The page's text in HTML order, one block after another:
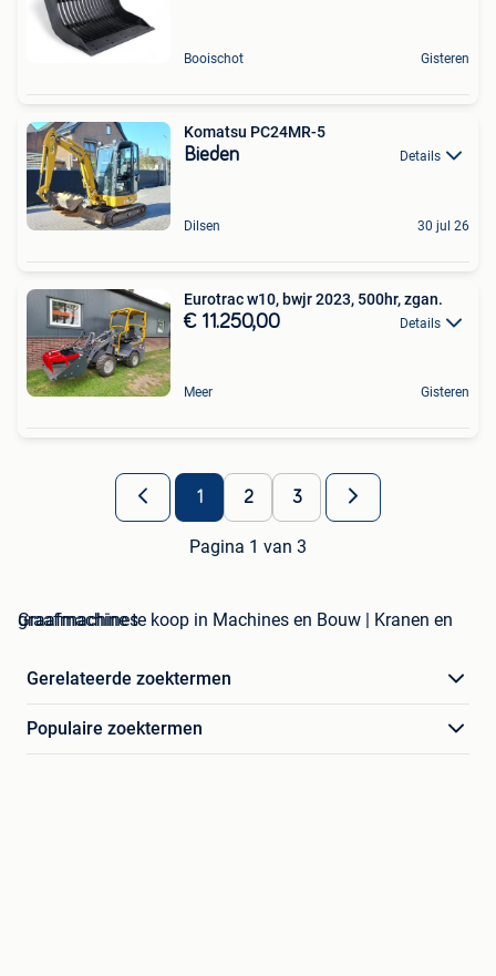
Booischot Gisteren
Komatsu PC24MR-5
Bieden Details
Dilsen 30 jul 26
Eurotrac w10, bwjr 2023, 500hr, zgan.
€ 11.250,00 Details
Meer Gisteren
1 2 3
Pagina 1 van 3
graafmachine te koop in Machines en Bouw | Kranen en Graafmachines
Gerelateerde zoektermen
Populaire zoektermen